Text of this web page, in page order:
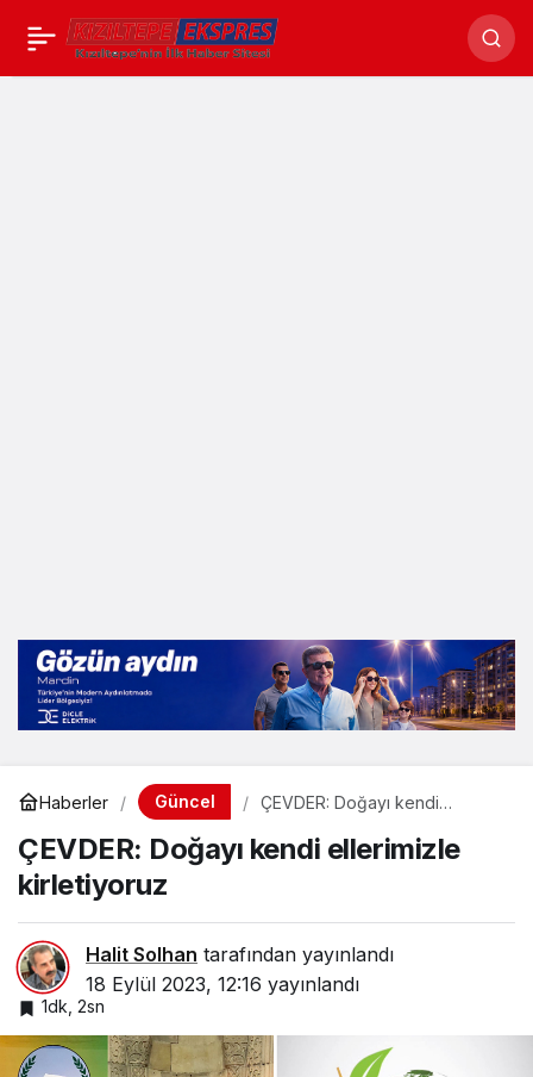
Haberler Güncel
ÇEVDER: Doğayı kendi
ÇEVDER: Doğayı kendi ellerimizle
kirletiyoruz
Halit Solhan tarafından yayınlandı
18 Eylül 2023, 12:16 yayınlandı
1dk, 2sn
Ğurs Vadisi’nde Paylaş